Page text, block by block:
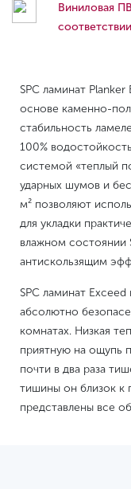
Виниловая
SPC ламинат
основе каменно-
стабильность
100%
системой «теплый
ударных шумов и
м² позволяют
для укладки
влажном состоянии
антискользящим
SPC ламинат
абсолютно
комнатах. Низкая
приятную на ощупь
почти в два раза
тишины он близок к
представлены все